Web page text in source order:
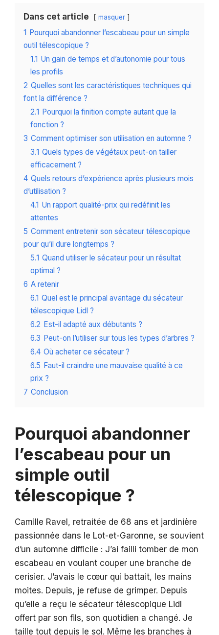
Dans cet article masquer
1 Pourquoi abandonner l’escabeau pour un simple
outil télescopique ?
1.1 Un gain de temps et d’autonomie pour tous
les profils
2 Quelles sont les caractéristiques techniques qui
font la différence ?
2.1 Pourquoi la finition compte autant que la
fonction ?
3 Comment optimiser son utilisation en automne ?
3.1 Quels types de végétaux peut-on tailler
efficacement ?
4 Quels retours d’expérience après plusieurs mois
d’utilisation ?
4.1 Un rapport qualité-prix qui redéfinit les
attentes
5 Comment entretenir son sécateur télescopique
pour qu’il dure longtemps ?
5.1 Quand utiliser le sécateur pour un résultat
optimal ?
6 A retenir
6.1 Quel est le principal avantage du sécateur
télescopique Lidl ?
6.2 Est-il adapté aux débutants ?
6.3 Peut-on l’utiliser sur tous les types d’arbres ?
6.4 Où acheter ce sécateur ?
6.5 Faut-il craindre une mauvaise qualité à ce
prix ?
7 Conclusion
Pourquoi abandonner
l’escabeau pour un
simple outil
télescopique ?
Camille Ravel, retraitée de 68 ans et jardinière
passionnée dans le Lot-et-Garonne, se souvient
d’un automne difficile : J’ai failli tomber de mon
escabeau en voulant couper une branche de
cerisier. J’avais le cœur qui battait, les mains
moites. Depuis, je refuse de grimper. Depuis
qu’elle a reçu le sécateur télescopique Lidl
offert par son fils, son quotidien a changé. Je
taille tout depuis le sol. Même les branches à